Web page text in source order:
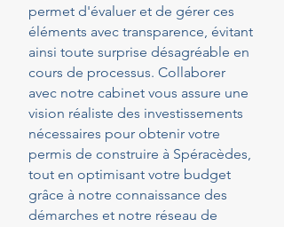
permet d'évaluer et de gérer ces
éléments avec transparence, évitant
ainsi toute surprise désagréable en
cours de processus. Collaborer
avec notre cabinet vous assure une
vision réaliste des investissements
nécessaires pour obtenir votre
permis de construire à Spéracèdes,
tout en optimisant votre budget
grâce à notre connaissance des
démarches et notre réseau de